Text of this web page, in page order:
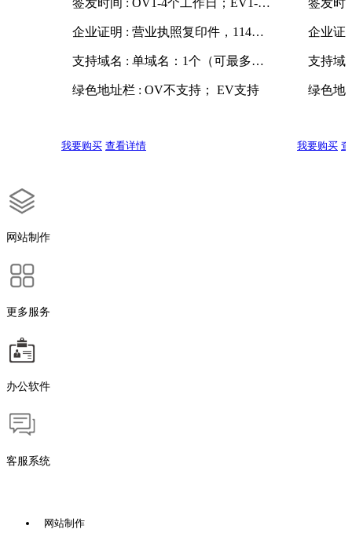
企业证明 : 营业执照复印件，114或邓白氏编码可查到企业电话号码
支持域名 : 单域名：1个（可最多增加至100个）； 通配符：1个； 多域名：2个（可最多增加至100个）
绿色地址栏 : OV不支持； EV支持
我要购买 查看详情 我要购买
网站制作
更多服务
办公软件
客服系统
网站制作